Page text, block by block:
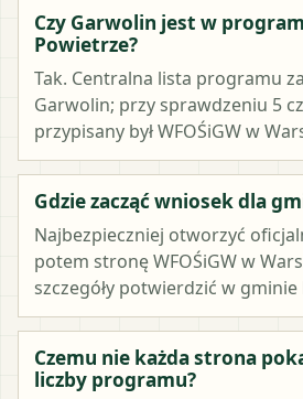
Czy Garwolin jest w
Powietrze?
Tak. Centralna lista programu
Garwolin; przy sprawdzeniu 5
przypisany był WFOŚiGW w
Gdzie zacząć wniosek dla
Najbezpieczniej otworzyć
potem stronę WFOŚiGW w
szczegóły potwierdzić w gminie
Czemu nie każda strona
liczby programu?